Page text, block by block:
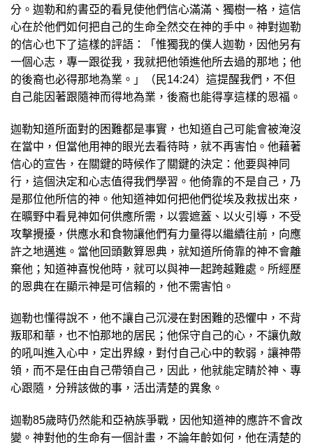
分。迦勒和約書亞的看見使他們信心滿滿、獨樹一格，這信
心在於他們如何把自己的生命全然交在神的手中。神對迦勒
的信心也下了這樣的評語：「惟獨我的僕人迦勒，因他另有
一個心志，專一跟從我，我就把他領進他所去過的那地；他
的後裔也必得那地為業。」（民14:24）這提醒我們，不但
自己能因著跟隨神而得地為業，後裔也能得享這樣的恩福。
迦勒知道所面對的困難都是事實，也知道自己可能會被淹沒
在當中，但當他用神的眼光去看待時，就不再害怕。他藉著
信心的宣告，在關鍵的時候作了關鍵的決定：他要與神同
行，這個決定和心志值得我們學習。他倚靠的不是自己，乃
是那位他所信的神。他知道神如何把他們從埃及救拔出來，
在曠野中看見神如何供應所需，以雲遮蓋、以火引導，不受
攻擊攪擾，供應水和食物讓他們有力量得以繼續往前，向應
許之地邁進。當他回頭數算恩典，就知道所倚靠的神不會離
棄他；知道神喜悅他時，就可以與神一起跨越難處。所經歷
的恩典在在顯示神是可信賴的，他不需害怕。
迦勒也懂得說不，他不讓自己沉浸在對困難的恐懼中，不背
叛耶和華，也不怕那地的居民；他保守自己的心，不讓仇敵
的吼叫進入心中，定出界線，對付自己心中的軟弱，讓神帶
領，而不是任由自己帶領自己，因此，他就能定睛於神、專
心跟隨，分辨該做的事，活出清楚的異象。
迦勒85歲時仍然能和亞衲族爭戰，因他知道神的應許不會改
變。神對他的生命有一個計畫，不論年齡如何，他在清楚的